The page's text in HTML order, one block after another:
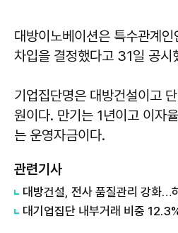
대방이노베이션은 특수관계
차입을 결정했다고 31일 공시
기업집단명은 대방건설이고
원이다. 만기는 1년이고 이자
는 운영자금이다.
관련기사
대방건설, 전사 품질관리 강화…